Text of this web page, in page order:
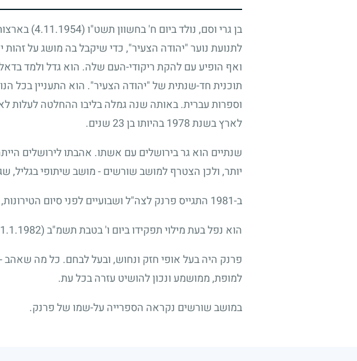
בן גרי וסם, נולד ביום ח' בחשוון תשט"ו (4.11.1954)
לתנועת נוער "יהודה הצעיר", כדי שיקבל בה מושג על
ואף הופיע עם להקת ריקודי-העם שלה. הוא גדל ולמד
תוכנית חד-שנתית של "יהודה הצעיר". הוא התעניין בכל
וספרות עברית. באותה שנה גמלה בליבו ההחלטה לעלות
לארץ בשנת1978בהיותו בן23 שנים.
שנתיים הוא גר בירושלים עם אשתו. אהבתו לירושלים
יותר, ולכן הצטרף למושב שורשים-מושב שיתופי בגליל,
ב-1981 התגייס פרנק לצה"ל ושבועיים לפני סיום
הוא נפל בעת מילוי תפקידו ביום ו' בטבת תשמ"ב(1.1.1982)
פרנק היה בעל אופי חזק ונחוש, ובעל לבחם. כל מה שאהב-
למופת, ממושמע ונכון להושיט עזרה בכל עת.
במושב שורשים נקראה הספרייה על-שמו של פרנק.